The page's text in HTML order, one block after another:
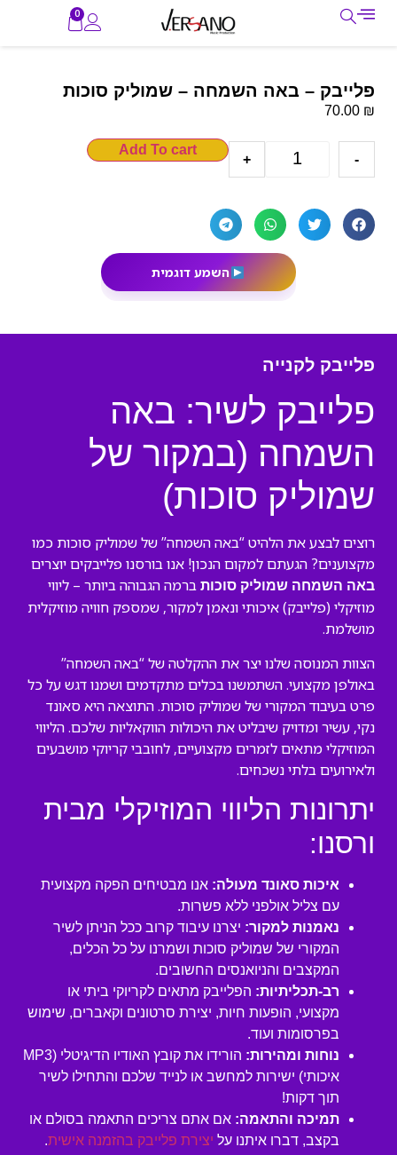
0
פלייבק – באה השמחה – שמוליק סוכות
70.00 ₪
-
+
Add To cart
השמע דוגמית
פלייבק לקנייה
פלייבק לשיר: באה
השמחה (במקור של
שמוליק סוכות)
רוצים לבצע את הלהיט “באה השמחה” של שמוליק סוכות כמו
מקצוענים? הגעתם למקום הנכון! אנו בורסנו פלייבקים יוצרים
באה השמחה שמוליק סוכות ברמה הגבוהה ביותר – ליווי
מוזיקלי (פלייבק) איכותי ונאמן למקור, שמספק חוויה מוזיקלית
מושלמת.
הצוות המנוסה שלנו יצר את ההקלטה של “באה השמחה”
באולפן מקצועי. השתמשנו בכלים מתקדמים ושמנו דגש על כל
פרט בעיבוד המקורי של שמוליק סוכות. התוצאה היא סאונד
נקי, עשיר ומדויק שיבליט את היכולות הווקאליות שלכם. הליווי
המוזיקלי מתאים לזמרים מקצועיים, לחובבי קריוקי מושבעים
ולאירועים בלתי נשכחים.
יתרונות הליווי המוזיקלי מבית
ורסנו:
איכות סאונד מעולה: אנו מבטיחים הפקה מקצועית
עם צליל אולפני ללא פשרות.
נאמנות למקור: יצרנו עיבוד קרוב ככל הניתן לשיר
המקורי של שמוליק סוכות ושמרנו על כל הכלים,
המקצבים והניואנסים החשובים.
רב-תכליתיות: הפלייבק מתאים לקריוקי ביתי או
מקצועי, הופעות חיות, יצירת סרטונים וקאברים, שימוש
בפרסומות ועוד.
נוחות ומהירות:
הורידו את קובץ האודיו הדיגיטלי (MP3
איכותי) ישירות למחשב או לנייד שלכם והתחילו לשיר
תוך דקות!
תמיכה והתאמה: אם אתם צריכים התאמה בסולם או
בקצב, דברו איתנו על יצירת פלייבק בהזמנה אישית.